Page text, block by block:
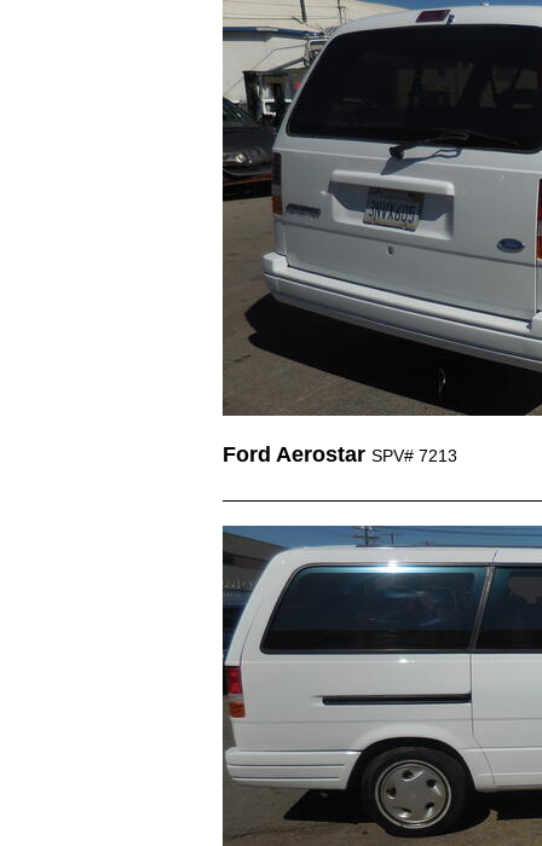
Ford Aerostar SPV# 7213